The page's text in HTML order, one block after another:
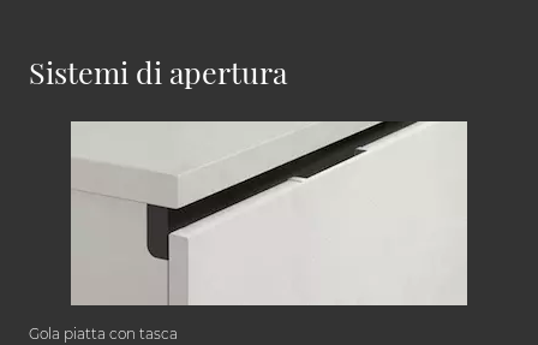
Sistemi di apertura
Gola piatta con tasca